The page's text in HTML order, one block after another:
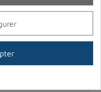
de plongée :
réaliser l’entretien